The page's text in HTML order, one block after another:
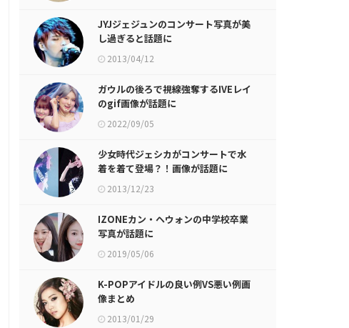
JYJジェジュンのコンサート写真が美
し過ぎると話題に
2013/04/12
ガウルの後ろで視線強奪するIVEレイ
のgif画像が話題に
2022/09/05
少女時代ジェシカがコンサートで水
着を着て登場？！画像が話題に
2013/12/23
IZONEカン・ヘウォンの中学校卒業
写真が話題に
2019/05/06
K-POPアイドルの良い例VS悪い例画
像まとめ
2013/01/29